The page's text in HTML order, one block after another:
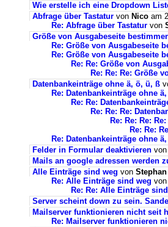
Wie erstelle ich eine Dropdown
Abfrage über Tastatur von Nico am
Re: Abfrage über Tastatur von
Größe von Ausgabeseite
Re: Größe von Ausgabeseite
Re: Größe von Ausgabeseite
Re: Re: Größe von
Re: Re: Re: Größe
Datenbankeinträge ohne ä, ö, ü, ß
Re: Datenbankeinträge ohne
Re: Re:
Re: Re: Re:
Re: Re: Re:
Re: Re:
Re: Datenbankeinträge ohne
Felder in Formular deaktivieren von
Mails an google adressen werden
Alle Einträge sind weg von
Re: Alle Einträge sind weg von
Re: Re: Alle Einträge
Server scheint down zu sein.
Mailserver funktionieren nicht seit
Re: Mailserver funktionieren